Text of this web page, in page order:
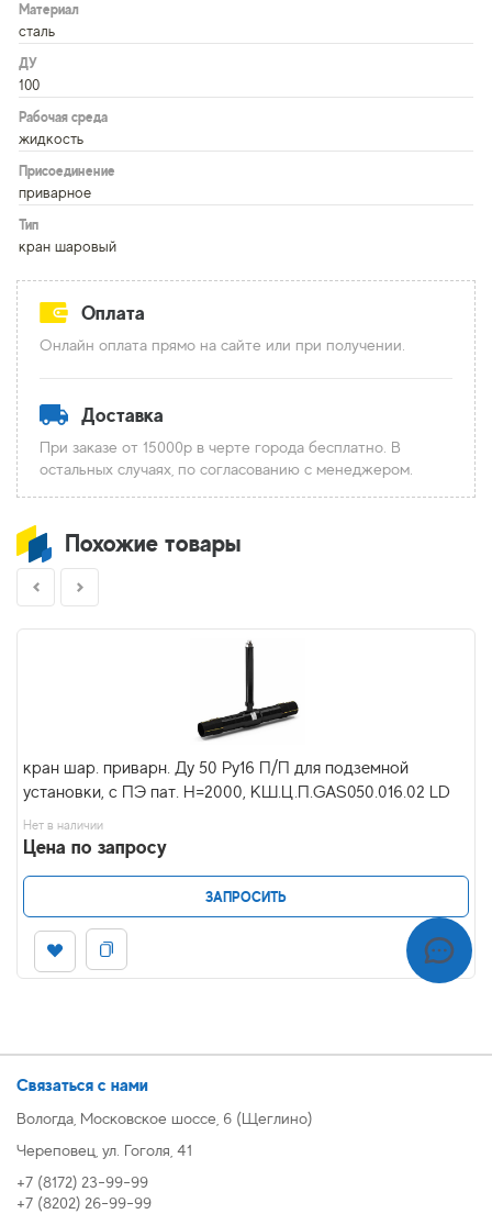
Материал
сталь
ДУ
100
Рабочая среда
жидкость
Присоединение
приварное
Тип
кран шаровый
Оплата
Онлайн оплата прямо на сайте или при получении.
Доставка
При заказе от 15000р в черте города бесплатно. В
остальных случаях, по согласованию с менеджером.
Похожие товары
кран шар. приварн. Ду 50 Ру16 П/П для подземной
установки, с ПЭ пат. H=2000, КШ.Ц.П.GAS050.016.02 LD
Нет в наличии
Цена по запросу
ЗАПРОСИТЬ
Связаться с нами
Вологда, Московское шоссе, 6 (Щеглино)
Череповец, ул. Гоголя, 41
+7 (8172) 23-99-99
+7 (8202) 26-99-99